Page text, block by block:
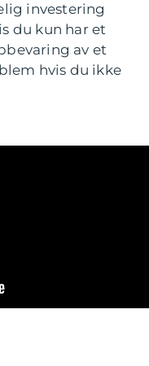
investering
du kun har et
av et
hvis du ikke